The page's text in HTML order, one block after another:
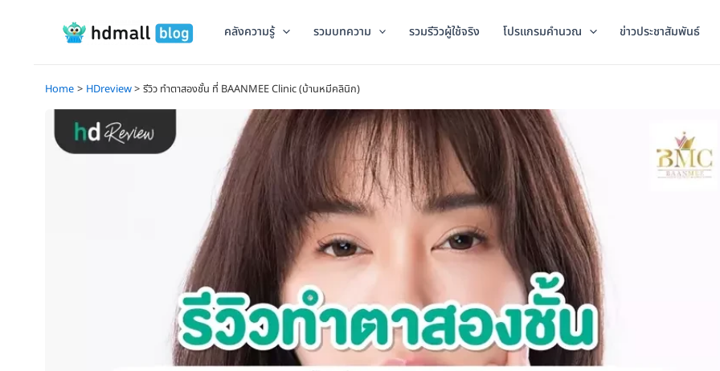
คลังความรู้ รวมบทความ รวมรีวิวผู้ใช้จริง โปรแกรมคำนวณ ข่าวประชาสัมพันธ์
Home HDreview รีวิว ทำตาสองชั้น ที่ BAANMEE Clinic (บ้านหมีคลินิก)